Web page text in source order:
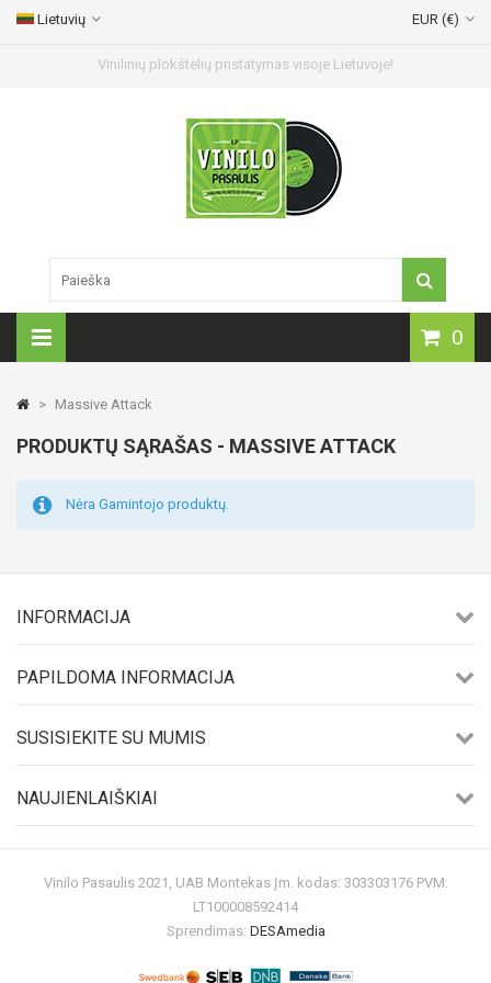
Vinilinių plokštelių pristatymas visoje Lietuvoje!
EUR (€)
Lietuvių
0
> Massive Attack
PRODUKTŲ SĄRAŠAS - MASSIVE ATTACK
Nėra Gamintojo produktų.
INFORMACIJA
PAPILDOMA INFORMACIJA
SUSISIEKITE SU MUMIS
NAUJIENLAIŠKIAI
Vinilo Pasaulis 2021, UAB Montekas Įm. kodas: 303303176 PVM:
LT100008592414
Sprendimas: DESAmedia